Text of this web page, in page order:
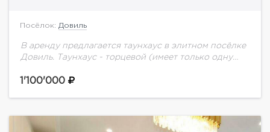
Посёлок: Довиль
В аренду предлагается таунхаус в элитном посёлке
Довиль. Таунхаус - торцевой (имеет только одну
декоративными и плодовыми растениями. Зона
1'100'000